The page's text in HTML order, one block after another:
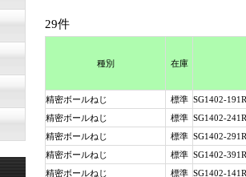
29件
種別 在庫
精密ボールねじ 標準 SG1402-
精密ボールねじ
標準 SG1402-
精密ボールねじ
標準 SG1402-
精密ボールねじ
標準 SG1402-
精密ボールねじ
標準 SG1402-